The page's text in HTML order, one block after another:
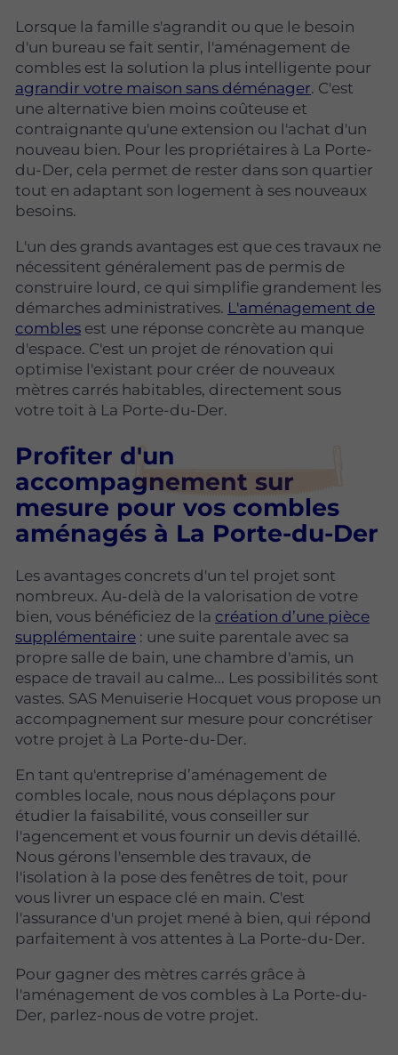
Lorsque la famille s'agrandit ou que le besoin
d'un bureau se fait sentir, l'aménagement de
combles est la solution la plus intelligente pour
agrandir votre maison sans déménager. C'est
une alternative bien moins coûteuse et
contraignante qu'une extension ou l'achat d'un
nouveau bien. Pour les propriétaires à La Porte-
du-Der, cela permet de rester dans son quartier
tout en adaptant son logement à ses nouveaux
besoins.
L'un des grands avantages est que ces travaux ne
nécessitent généralement pas de permis de
construire lourd, ce qui simplifie grandement les
démarches administratives. L'aménagement de
combles est une réponse concrète au manque
d'espace. C'est un projet de rénovation qui
optimise l'existant pour créer de nouveaux
mètres carrés habitables, directement sous
votre toit à La Porte-du-Der.
Profiter d'un
accompagnement sur
mesure pour vos combles
aménagés à La Porte-du-Der
Les avantages concrets d'un tel projet sont
nombreux. Au-delà de la valorisation de votre
bien, vous bénéficiez de la création d’une pièce
supplémentaire : une suite parentale avec sa
propre salle de bain, une chambre d'amis, un
espace de travail au calme... Les possibilités sont
vastes. SAS Menuiserie Hocquet vous propose un
accompagnement sur mesure pour concrétiser
votre projet à La Porte-du-Der.
En tant qu'entreprise d’aménagement de
combles locale, nous nous déplaçons pour
étudier la faisabilité, vous conseiller sur
l'agencement et vous fournir un devis détaillé.
Nous gérons l'ensemble des travaux, de
l'isolation à la pose des fenêtres de toit, pour
vous livrer un espace clé en main. C'est
l'assurance d'un projet mené à bien, qui répond
parfaitement à vos attentes à La Porte-du-Der.
Pour gagner des mètres carrés grâce à
l'aménagement de vos combles à La Porte-du-
Der, parlez-nous de votre projet.